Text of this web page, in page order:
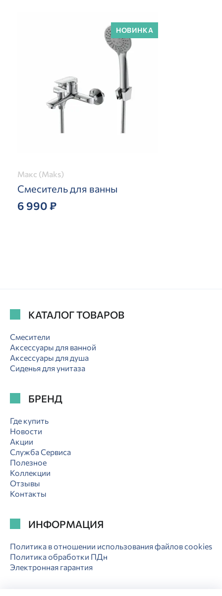
НОВИНКА
Макс (Maks)
Смеситель для ванны
6 990 ₽
КАТАЛОГ ТОВАРОВ
Смесители
Аксессуары для ванной
Аксессуары для душа
Сиденья для унитаза
БРЕНД
Где купить
Новости
Акции
Служба Сервиса
Полезное
Коллекции
Отзывы
Контакты
ИНФОРМАЦИЯ
Политика в отношении использования файлов cookies
Политика обработки ПДн
Электронная гарантия